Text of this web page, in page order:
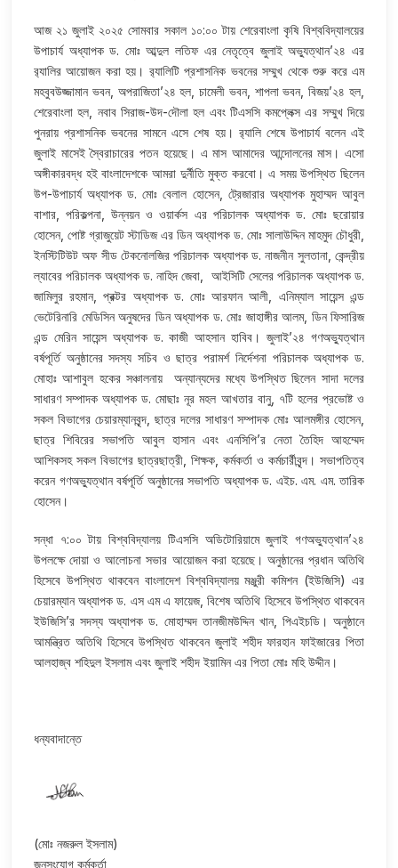
আজ ২১ জুলাই ২০২৫ সোমবার সকাল ১০:০০ টায় শেরেবাংলা কৃষি বিশ্ববিদ্যালয়ের
উপাচার্য অধ্যাপক ড. মোঃ আব্দুল লতিফ এর নেতৃত্বে জুলাই অভ্যুত্থান’২৪ এর
র‌্যালির আয়োজন করা হয়। র‌্যালিটি প্রশাসনিক ভবনের সম্মুখ থেকে শুরু করে এম
মহবুবউজ্জামান ভবন, অপরাজিতা’২৪ হল, চামেলী ভবন, শাপলা ভবন, বিজয়’২৪ হল,
শেরেবাংলা হল, নবাব সিরাজ-উদ-দৌলা হল এবং টিএসসি কমপ্লেক্স এর সম্মুখ দিয়ে
পুনরায় প্রশাসনিক ভবনের সামনে এসে শেষ হয়। র‌্যালি শেষে উপাচার্য বলেন এই
জুলাই মাসেই স্বৈরাচারের পতন হয়েছে। এ মাস আমাদের আন্দোলনের মাস। এসো
অঙ্গীকারবদ্ধ হই বাংলাদেশকে আমরা দুর্নীতি মুক্ত করবো। এ সময় উপস্থিত ছিলেন
উপ-উপাচার্য অধ্যাপক ড. মোঃ বেলাল হোসেন, ট্রেজারার অধ্যাপক মুহাম্মদ আবুল
বাশার, পরিকল্পনা, উন্নয়ন ও ওয়ার্কস এর পরিচালক অধ্যাপক ড. মোঃ ছরোয়ার
হোসেন, পোষ্ট গ্রাজুয়েট স্টাডিজ এর ডিন অধ্যাপক ড. মোঃ সালাউদ্দিন মাহমুদ চৌধুরী,
ইনস্টিটিউট অফ সীড টেকনোলজির পরিচালক অধ্যাপক ড. নাজনীন সুলতানা, কেন্দ্রীয়
ল্যাবের পরিচালক অধ্যাপক ড. নাহিদ জেবা, আইসিটি সেলের পরিচালক অধ্যাপক ড.
জামিলুর রহমান, প্রক্টর অধ্যাপক ড. মোঃ আরফান আলী, এনিম্যাল সায়েন্স এন্ড
ভেটেরিনারি মেডিসিন অনুষদের ডিন অধ্যাপক ড. মোঃ জাহাঙ্গীর আলম, ডিন ফিসারিজ
এন্ড মেরিন সায়েন্স অধ্যাপক ড. কাজী আহসান হাবিব। জুলাই’২৪ গণঅভ্যুত্থান
বর্ষপূর্তি অনুষ্ঠানের সদস্য সচিব ও ছাত্র পরামর্শ নির্দেশনা পরিচালক অধ্যাপক ড.
মোহাঃ আশাবুল হকের সঞ্চালনায় অন্যান্যদের মধ্যে উপস্থিত ছিলেন সাদা দলের
সাধারণ সম্পাদক অধ্যাপক ড. মোছাঃ নূর মহল আখতার বানু, ৭টি হলের প্রভোষ্ট ও
সকল বিভাগের চেয়ারম্যানবৃন্দ, ছাত্র দলের সাধারণ সম্পাদক মোঃ আলমঙ্গীর হোসেন,
ছাত্র শিবিরের সভাপতি আবুল হাসান এবং এনসিপি’র নেতা তৈহিদ আহম্মেদ
আশিকসহ সকল বিভাগের ছাত্রছাত্রী, শিক্ষক, কর্মকর্তা ও কর্মচার্রীবৃন্দ। সভাপতিত্ব
করেন গণঅভ্যুত্থান বর্ষপূর্তি অনুষ্ঠানের সভাপতি অধ্যাপক ড. এইচ. এম. এম. তারিক
হোসেন।
সন্ধা ৭:০০ টায় বিশ্ববিদ্যালয় টিএসসি অডিটোরিয়ামে জুলাই গণঅভ্যুত্থান’২৪
উপলক্ষে দোয়া ও আলোচনা সভার আয়োজন করা হয়েছে। অনুষ্ঠানের প্রধান অতিথি
হিসেবে উপস্থিত থাকবেন বাংলাদেশ বিশ্ববিদ্যালয় মঞ্জুরী কমিশন (ইউজিসি) এর
চেয়ারম্যান অধ্যাপক ড. এস এম এ ফায়েজ, বিশেষ অতিথি হিসেবে উপস্থিত থাকবেন
ইউজিসি’র সদস্য অধ্যাপক ড. মোহাম্মদ তানজীমউদ্দিন খান, পিএইচডি। অনুষ্ঠানে
আমন্ত্রিত অতিথি হিসেবে উপস্থিত থাকবেন জুলাই শহীদ ফারহান ফাইজারের পিতা
আলহাজ্ব শহিদুল ইসলাম এবং জুলাই শহীদ ইয়ামিন এর পিতা মোঃ মহি উদ্দীন।
ধন্যবাদান্তে
(মোঃ নজরুল ইসলাম)
জনসংযোগ কর্মকর্তা